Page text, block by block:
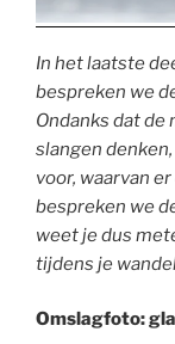
In het laatste
bespreken we
Ondanks dat
slangen
voor, waarvan
bespreken we
weet je dus
tijdens je
Omslagfoto: